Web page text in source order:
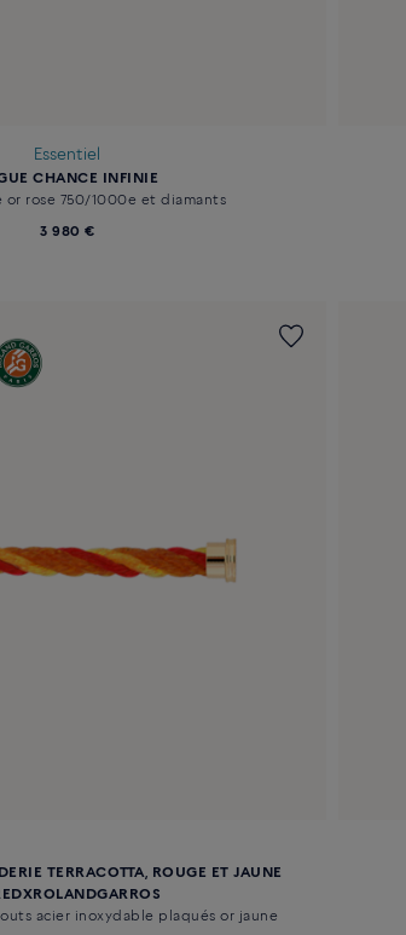
Essentiel
CHANCE INFINIE
or rose 750/1000e et diamants
3 980 €
TERRACOTTA, ROUGE ET JAUNE
acier inoxydable plaqués or jaune